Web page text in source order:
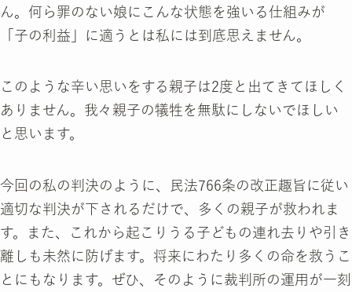
ん。何ら罪のない娘にこんな状態を強いる仕組みが
「子の利益」に適うとは私には到底思えません。
このような辛い思いをする親子は2度と出てきてほしく
ありません。我々親子の犠牲を無駄にしないでほしい
と思います。
今回の私の判決のように、民法766条の改正趣旨に従い
適切な判決が下されるだけで、多くの親子が救われま
す。また、これから起こりうる子どもの連れ去りや引き
離しも未然に防げます。将来にわたり多くの命を救うこ
とにもなります。ぜひ、そのように裁判所の運用が一刻